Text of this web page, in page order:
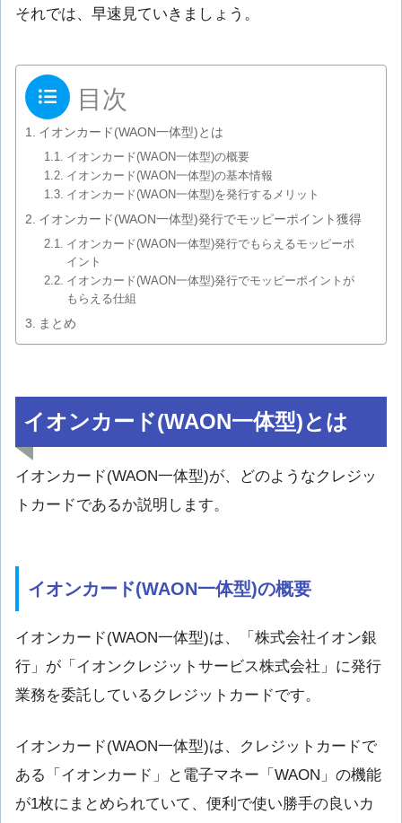
それでは、早速見ていきましょう。
目次
イオンカード(WAON一体型)とは
イオンカード(WAON一体型)の概要
イオンカード(WAON一体型)の基本情報
イオンカード(WAON一体型)を発行するメリット
イオンカード(WAON一体型)発行でモッピーポイント獲得
イオンカード(WAON一体型)発行でもらえるモッピーポ
イント
イオンカード(WAON一体型)発行でモッピーポイントが
もらえる仕組
まとめ
イオンカード(WAON一体型)とは
イオンカード(WAON一体型)が、どのようなクレジッ
トカードであるか説明します。
イオンカード(WAON一体型)の概要
イオンカード(WAON一体型)は、「株式会社イオン銀
行」が「イオンクレジットサービス株式会社」に発行
業務を委託しているクレジットカードです。
イオンカード(WAON一体型)は、クレジットカードで
ある「イオンカード」と電子マネー「WAON」の機能
が1枚にまとめられていて、便利で使い勝手の良いカ